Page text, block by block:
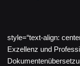
style=“text-align:
Exzellenz und